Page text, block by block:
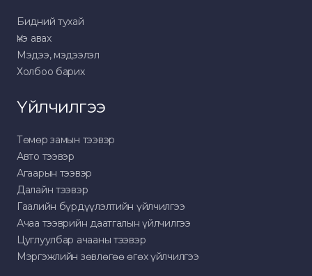
Бидний тухай
Үнэ авах
Мэдээ, мэдээлэл
Холбоо барих
Үйлчилгээ
Төмөр замын тээвэр
Авто тээвэр
Агаарын тээвэр
Далайн тээвэр
Гаалийн бүрдүүлэлтийн үйлчилгээ
Ачаа тээврийн даатгалын үйлчилгээ
Цуглуулбар ачааны тээвэр
Мэргэжлийн зөвлөгөө өгөх үйлчилгээ